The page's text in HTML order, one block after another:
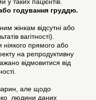
у таких пацієнтів.
годування груддю.
жінкам відсутні або
вагітності).
прямого або
на репродуктивну
відмовитися від
але щодо
людини даних